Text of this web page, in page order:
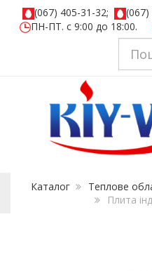
(067) 405-31-32; (067)
ПН-ПТ. с 9:00 до 18:00.
Каталог Теплове
Плита